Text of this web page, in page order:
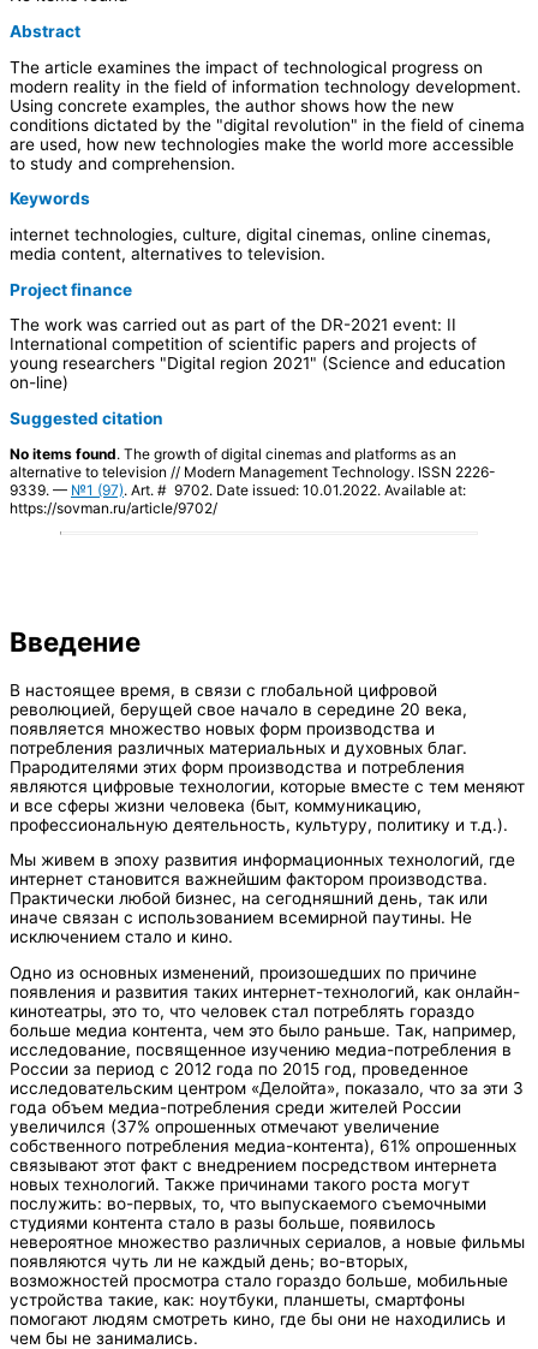
Abstract
The article examines the impact of technological progress on
modern reality in the field of information technology development.
Using concrete examples, the author shows how the new
conditions dictated by the "digital revolution" in the field of cinema
are used, how new technologies make the world more accessible
to study and comprehension.
Keywords
internet technologies, culture, digital cinemas, online cinemas,
media content, alternatives to television.
Project finance
The work was carried out as part of the DR-2021 event: II
International competition of scientific papers and projects of
young researchers "Digital region 2021" (Science and education
on-line)
Suggested citation
No items found. The growth of digital cinemas and platforms as an
alternative to television // Modern Management Technology. ISSN 2226-
9339. — №1 (97). Art. # 9702. Date issued: 10.01.2022. Available at:
https://sovman.ru/article/9702/
Введение
В настоящее время, в связи с глобальной цифровой
революцией, берущей свое начало в середине 20 века,
появляется множество новых форм производства и
потребления различных материальных и духовных благ.
Прародителями этих форм производства и потребления
являются цифровые технологии, которые вместе с тем меняют
и все сферы жизни человека (быт, коммуникацию,
профессиональную деятельность, культуру, политику и т.д.).
Мы живем в эпоху развития информационных технологий, где
интернет становится важнейшим фактором производства.
Практически любой бизнес, на сегодняшний день, так или
иначе связан с использованием всемирной паутины. Не
исключением стало и кино.
Одно из основных изменений, произошедших по причине
появления и развития таких интернет-технологий, как онлайн-
кинотеатры, это то, что человек стал потреблять гораздо
больше медиа контента, чем это было раньше. Так, например,
исследование, посвященное изучению медиа-потребления в
России за период с 2012 года по 2015 год, проведенное
исследовательским центром «Делойта», показало, что за эти 3
года объем медиа-потребления среди жителей России
увеличился (37% опрошенных отмечают увеличение
собственного потребления медиа-контента), 61% опрошенных
связывают этот факт с внедрением посредством интернета
новых технологий. Также причинами такого роста могут
послужить: во-первых, то, что выпускаемого съемочными
студиями контента стало в разы больше, появилось
невероятное множество различных сериалов, а новые фильмы
появляются чуть ли не каждый день; во-вторых,
возможностей просмотра стало гораздо больше, мобильные
устройства такие, как: ноутбуки, планшеты, смартфоны
помогают людям смотреть кино, где бы они не находились и
чем бы не занимались.